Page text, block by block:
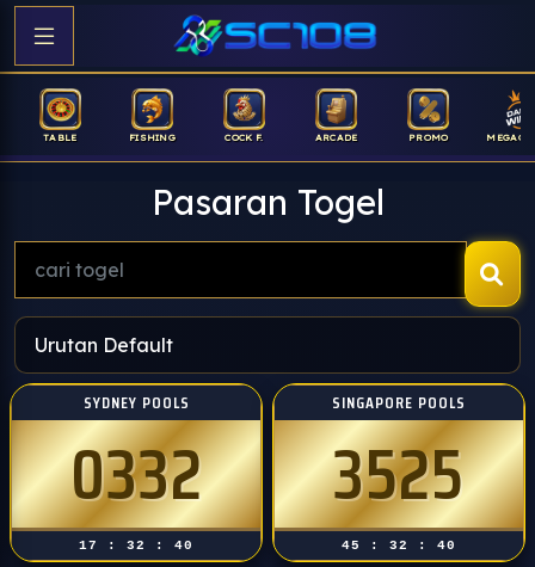
FISHING COCK F. ARCADE PROMO MEGAGACOR
Pasaran Togel
SYDNEY POOLS
0332
17 : 32 : 39
SINGAPORE POOLS
3525
45 : 32 : 39